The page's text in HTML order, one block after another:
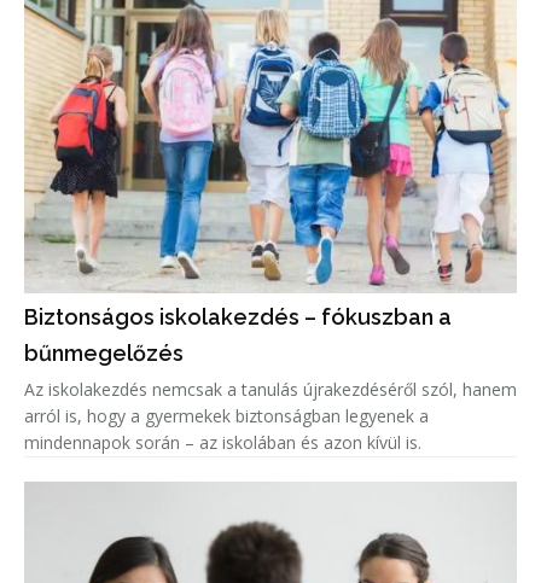
Biztonságos iskolakezdés – fókuszban a
bűnmegelőzés
Az iskolakezdés nemcsak a tanulás újrakezdéséről szól, hanem
arról is, hogy a gyermekek biztonságban legyenek a
mindennapok során – az iskolában és azon kívül is.